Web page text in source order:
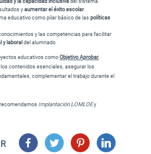
yaumentar el éxito escolar.
educativo como pilar básico de laspolíticas
y las competencias para facilitar
y laboraldel alumnado
educativos comoObjetivo Aprobar,
contenidos esenciales, asegurar los
complementar el trabajo durante el
Implantación LOMLOEy